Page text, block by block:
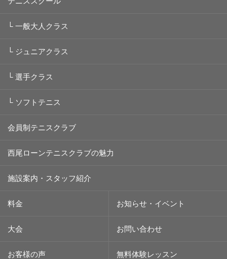
└ 一般大人クラス
└ ジュニアクラス
└ 選手クラス
└ ソフトテニス
会員制テニスクラブ
西尾ローンテニスクラブの魅力
施設案内・スタッフ紹介
料金 お知らせ・イベント
大会 お問い合わせ
お客様の声 無料体験レッスン